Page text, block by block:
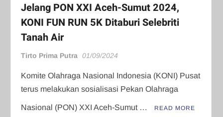
Jelang PON XXI Aceh-Sumut 2024,
KONI FUN RUN 5K Ditaburi Selebriti
Tanah Air
Tirto Prima Putra 01/09/2024
Komite Olahraga Nasional Indonesia (KONI) Pusat
terus melakukan sosialisasi Pekan Olahraga
Nasional (PON) XXI Aceh-Sumut … READ MORE